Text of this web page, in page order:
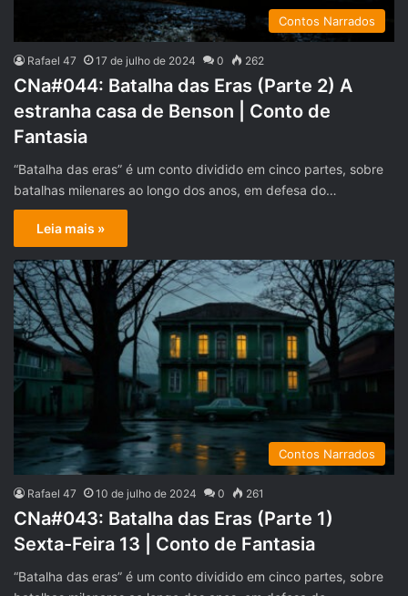
Contos Narrados
Rafael 47 17 de julho de 2024 0 262
CNa#044: Batalha das Eras (Parte 2) A
estranha casa de Benson | Conto de
Fantasia
“Batalha das eras” é um conto dividido em cinco partes, sobre
batalhas milenares ao longo dos anos, em defesa do…
Leia mais »
Contos Narrados
Rafael 47 10 de julho de 2024 0 261
CNa#043: Batalha das Eras (Parte 1)
Sexta-Feira 13 | Conto de Fantasia
“Batalha das eras” é um conto dividido em cinco partes, sobre